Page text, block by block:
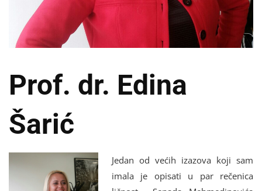
Prof. dr. Edina
Šarić
Jedan od većih izazova koji sam
imala je opisati u par rečenica